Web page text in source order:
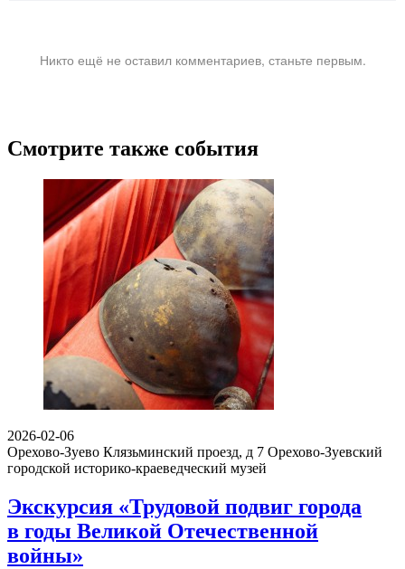
Никто ещё не оставил комментариев, станьте первым.
Смотрите также события
2026-02-06
Орехово-Зуево Клязьминский проезд, д 7 Орехово-Зуевский
городской историко-краеведческий музей
Экскурсия «Трудовой подвиг города
в годы Великой Отечественной
войны»